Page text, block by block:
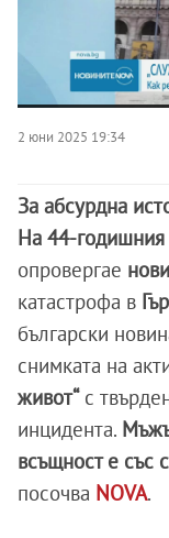
2 юни 2025 19:34
За абсурдна
На 44-
опровергае
катастрофа в
български
снимката на
живот“с
инцидента.
всъщност е със
посочва NOVA.